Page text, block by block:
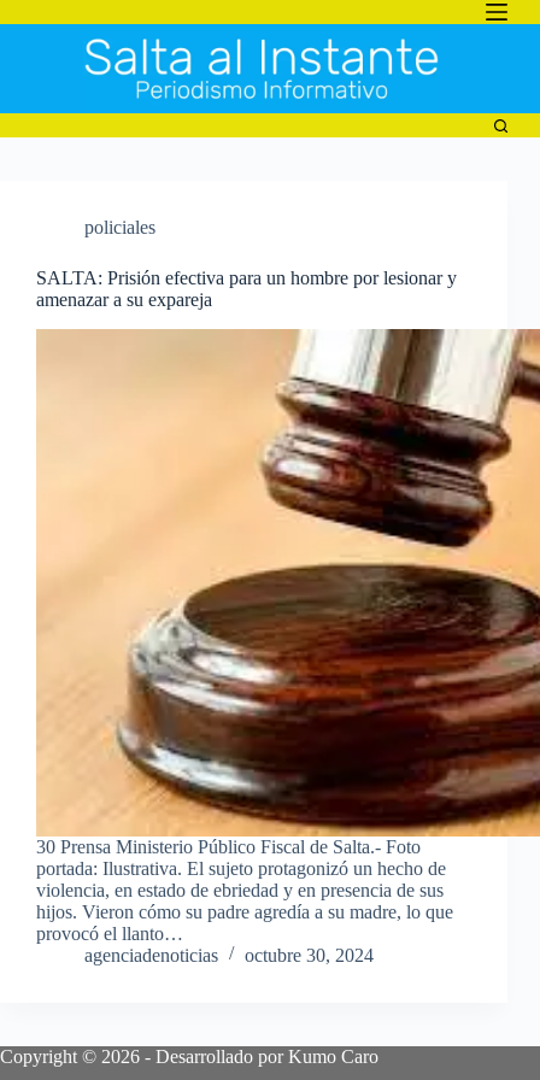
al
policiales
SALTA: Prisión efectiva para un hombre por lesionar y
amenazar a su expareja
30 Prensa Ministerio Público Fiscal de Salta.- Foto
portada: Ilustrativa. El sujeto protagonizó un hecho de
violencia, en estado de ebriedad y en presencia de sus
hijos. Vieron cómo su padre agredía a su madre, lo que
provocó el llanto…
agenciadenoticias
octubre 30, 2024
Copyright © 2026 - Desarrollado por Kumo Caro